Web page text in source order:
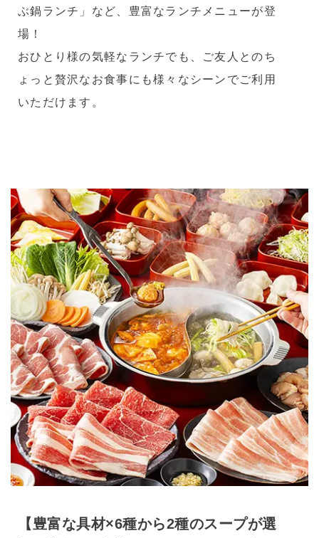
ぶ鍋ランチ」など、豊富なランチメニューが登
場！
おひとり様の気軽なランチでも、ご友人とのち
ょっと贅沢なお食事にも様々なシーンでご利用
いただけます。
【豊富な具材×6種から2種のスープが選